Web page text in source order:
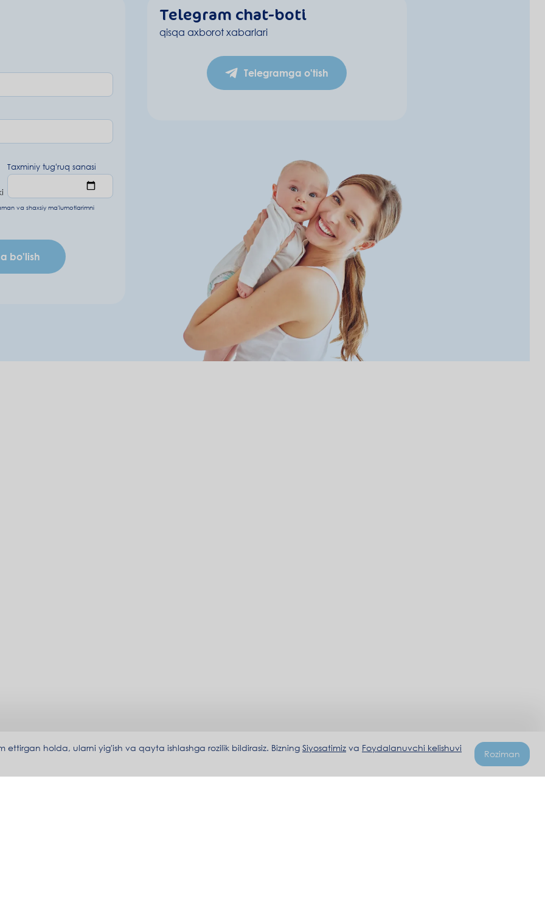
Taxminiy tugʻruq sanasi
va shaxsiy ma'lumotlarimni
bo'lish
Telegram chat-boti
qisqa axborot xabarlari
Telegramga o'tish
holda, ularni yig'ish va qayta ishlashga rozilik bildirasiz. Bizning Siyosatimiz va Foydalanuvchi kelishuvi
Roziman